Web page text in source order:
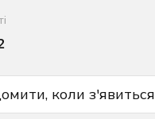
коли з'явиться